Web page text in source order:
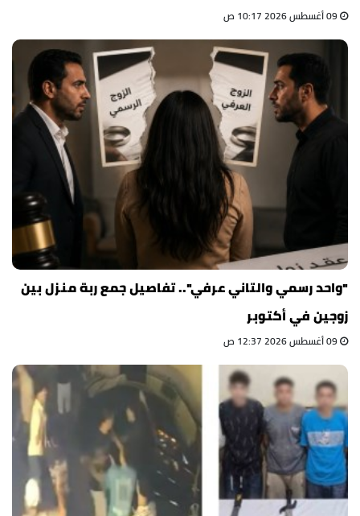
"واحد رسمي والتاني عرفي".. تفاصيل جمع ربة منزل بين
زوجين في أكتوبر